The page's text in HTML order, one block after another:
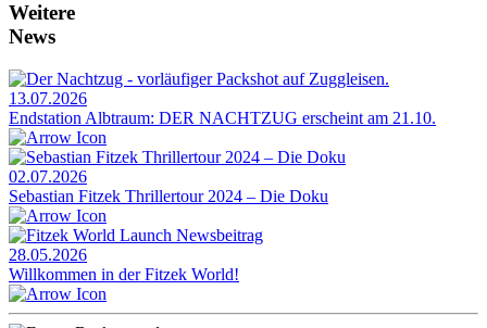
Weitere
News
13.07.2026
Endstation Albtraum: DER NACHTZUG erscheint am 21.10.
02.07.2026
Sebastian Fitzek Thrillertour 2024 – Die Doku
28.05.2026
Willkommen in der Fitzek World!